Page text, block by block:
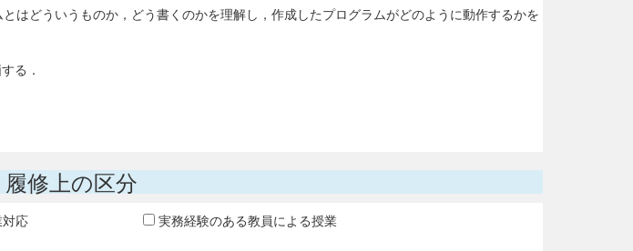
はどういうものか，どう書くのかを理解し，作成したプログラムがどのように動作するかを
る．
修上の区分
応 実務経験のある教員による授業